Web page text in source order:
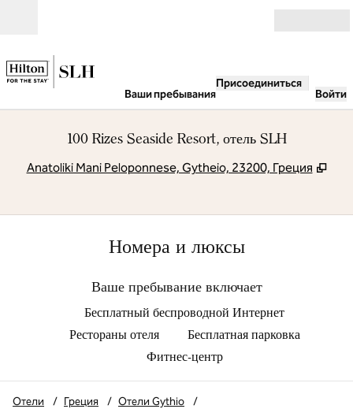
Ваши пребывания
Присоединиться
Войти
100 Rizes Seaside Resort, отель SLH
Anatoliki Mani Peloponnese, Gytheio, 23200, Греция ,
Номера и люксы
Ваше пребывание включает
Бесплатный беспроводной Интернет
Рестораны отеля
Бесплатная парковка
Фитнес-центр
Отели / Греция / Отели Gythio
/